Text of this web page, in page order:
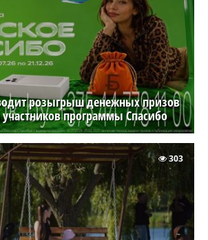
розыгрыш денежных призов
программы Спасибо
303